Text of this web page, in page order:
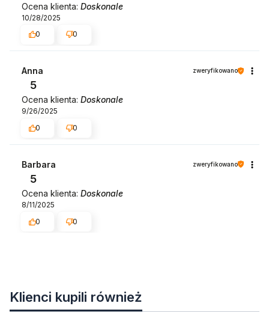
Ocena klienta: Doskonale
10/28/2025
0
0
Anna zweryfikowano
5
Ocena klienta: Doskonale
9/26/2025
0
0
Barbara zweryfikowano
5
Ocena klienta: Doskonale
8/11/2025
0
0
Klienci kupili również